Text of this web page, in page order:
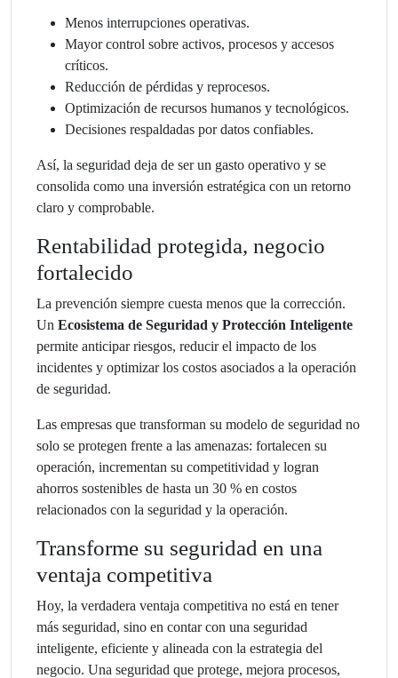
Menos interrupciones operativas.
Mayor control sobre activos, procesos y accesos
críticos.
Reducción de pérdidas y reprocesos.
Optimización de recursos humanos y tecnológicos.
Decisiones respaldadas por datos confiables.
Así, la seguridad deja de ser un gasto operativo y se
consolida como una inversión estratégica con un retorno
claro y comprobable.
Rentabilidad protegida, negocio
fortalecido
La prevención siempre cuesta menos que la corrección.
Un Ecosistema de Seguridad y Protección Inteligente
permite anticipar riesgos, reducir el impacto de los
incidentes y optimizar los costos asociados a la operación
de seguridad.
Las empresas que transforman su modelo de seguridad no
solo se protegen frente a las amenazas: fortalecen su
operación, incrementan su competitividad y logran
ahorros sostenibles de hasta un 30 % en costos
relacionados con la seguridad y la operación.
Transforme su seguridad en una
ventaja competitiva
Hoy, la verdadera ventaja competitiva no está en tener
más seguridad, sino en contar con una seguridad
inteligente, eficiente y alineada con la estrategia del
negocio. Una seguridad que protege, mejora procesos,